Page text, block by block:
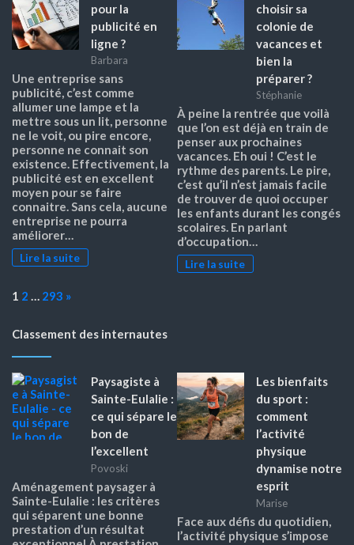
pour la
publicité en
ligne ?
Barbara
Une entreprise sans
publicité, c’est comme
allumer une lampe et la
mettre sous un lit, personne
ne le voit, ou pire encore,
personne ne connait son
existence. Effectivement, la
publicité est en excellent
moyen pour se faire
connaitre. Sans cela, aucune
entreprise ne pourra
améliorer…
Lire la suite
choisir sa
colonie de
vacances et
bien la
préparer ?
Stéphanie
À peine la rentrée que voilà
que l’on est déjà en train de
penser aux prochaines
vacances. Eh oui ! C’est le
rythme des parents. Le pire,
c’est qu’il n’est jamais facile
de trouver de quoi occuper
les enfants durant les congés
scolaires. En parlant
d’occupation…
Lire la suite
Page:
1 2 … 293 Next
»
Classement des internautes
Paysagiste à
Sainte-Eulalie :
ce qui sépare le
bon de
l’excellent
Povoski
Aménagement paysager à
Sainte-Eulalie : les critères
qui séparent une bonne
prestation d’un résultat
Les bienfaits
du sport :
comment
l’activité
physique
dynamise notre
esprit
Marise
Face aux défis du quotidien,
l’activité physique s’impose